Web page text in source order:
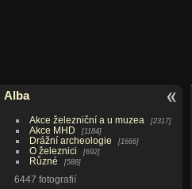
Alba
Akce železniční a u muzea 2317
Akce MHD 1184
Drážní archeologie 1666
O železnici 692
Různé 588
6447 fotografií